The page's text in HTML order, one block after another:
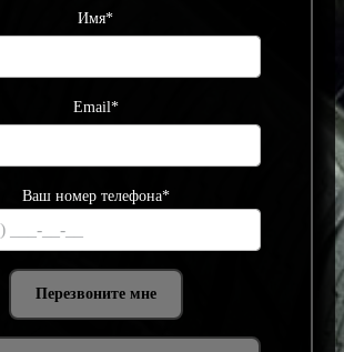
Имя*
Email*
Ваш номер телефона*